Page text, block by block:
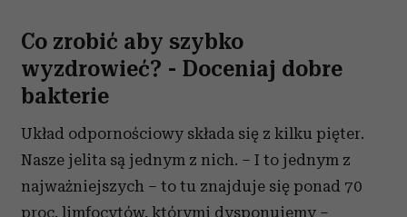
Co zrobić aby szybko
wyzdrowieć? - Doceniaj dobre
bakterie
Układ odpornościowy składa się z kilku pięter.
Nasze jelita są jednym z nich. – I to jednym z
najważniejszych – to tu znajduje się ponad 70
proc. limfocytów, którymi dysponujemy –